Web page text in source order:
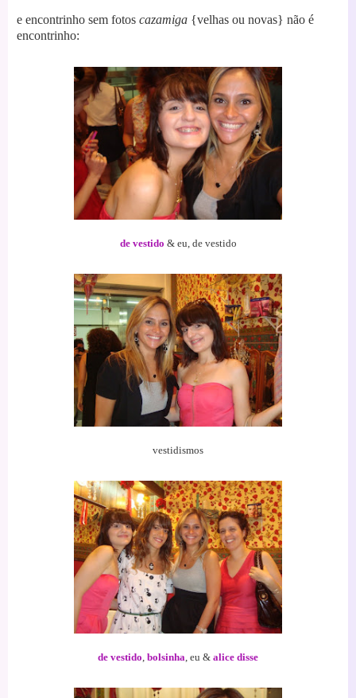
e encontrinho sem fotos cazamiga {velhas ou novas} não é
encontrinho:
de vestido & eu, de vestido
vestidismos
de vestido bolsinha , eu & alice disse